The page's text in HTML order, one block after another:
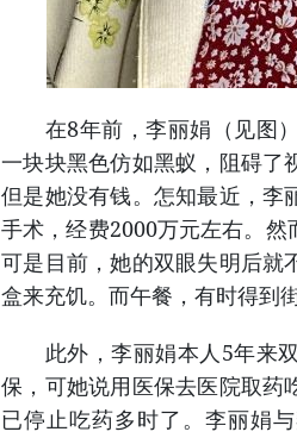
在8年前，李丽娟（见图）
一块块黑色仿如黑蚁，阻碍了
但是她没有钱。怎知最近，李
手术，经费2000万元左右。然
可是目前，她的双眼失明后就
盒来充饥。而午餐，有时得到
此外，李丽娟本人5年来双
保，可她说用医保去医院取药
已停止吃药多时了。李丽娟